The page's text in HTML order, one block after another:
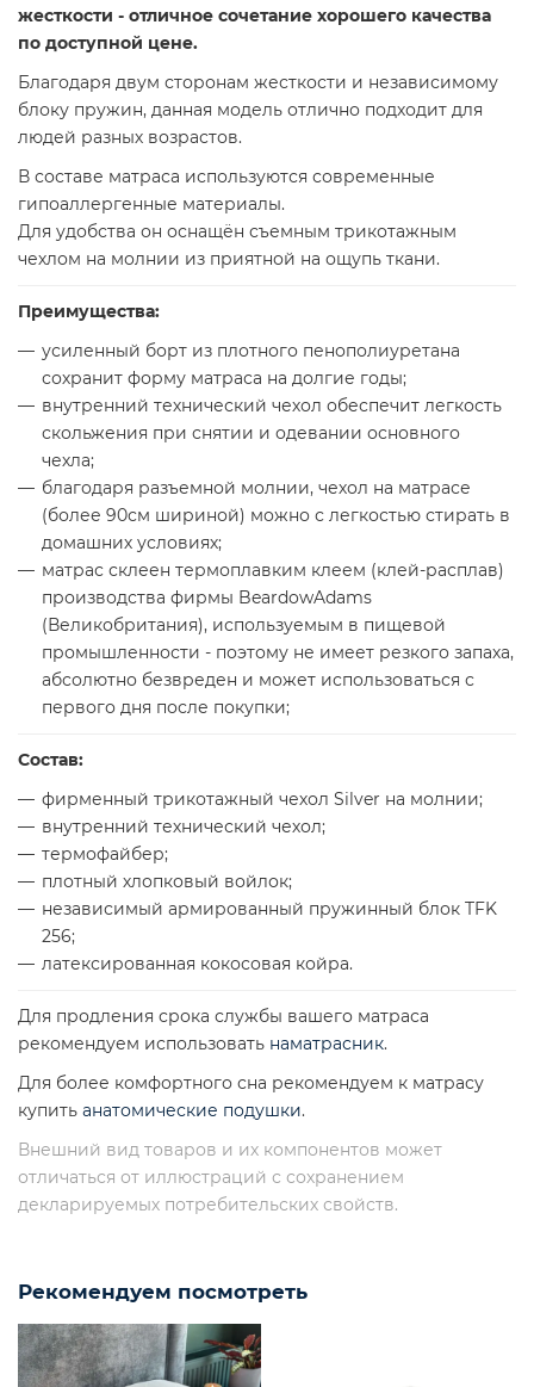
жесткости - отличное сочетание хорошего качества
по доступной цене.
Благодаря двум сторонам жесткости и независимому
блоку пружин, данная модель отлично подходит для
людей разных возрастов.
В составе матраса используются современные
гипоаллергенные материалы.
Для удобства он оснащён съемным трикотажным
чехлом на молнии из приятной на ощупь ткани.
Преимущества:
усиленный борт из плотного пенополиуретана
сохранит форму матраса на долгие годы;
внутренний технический чехол обеспечит легкость
скольжения при снятии и одевании основного
чехла;
благодаря разъемной молнии, чехол на матрасе
(более 90см шириной) можно с легкостью стирать в
домашних условиях;
матрас склеен термоплавким клеем (клей-расплав)
производства фирмы BeardowAdams
(Великобритания), используемым в пищевой
промышленности - поэтому не имеет резкого запаха,
абсолютно безвреден и может использоваться с
первого дня после покупки;
Состав:
фирменный трикотажный чехол Silver на молнии;
внутренний технический чехол;
термофайбер;
плотный хлопковый войлок;
независимый армированный пружинный блок TFK
256;
латексированная кокосовая койра.
Для продления срока службы вашего матраса
рекомендуем использовать наматрасник.
Для более комфортного сна рекомендуем к матрасу
купить анатомические подушки.
Внешний вид товаров и их компонентов может
отличаться от иллюстраций с сохранением
декларируемых потребительских свойств.
Рекомендуем посмотреть